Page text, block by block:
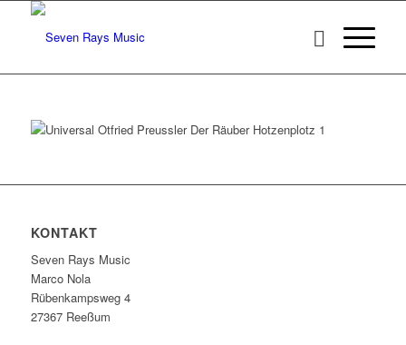
KONTAKT
Seven Rays Music
Marco Nola
Rübenkampsweg 4
27367 Reeßum